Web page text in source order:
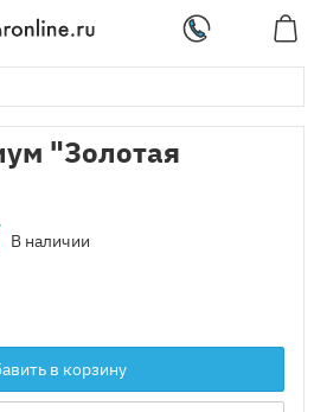
"Золотая
В наличии
в корзину